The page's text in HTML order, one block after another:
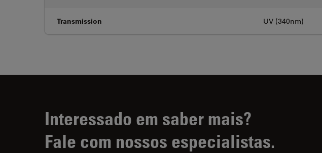
Transmission UV (340nm)
Interessado em saber mais?
Fale com nossos especialistas.